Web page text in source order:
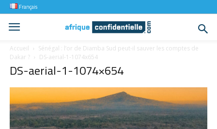
Français
Accueil
Sénégal : l’or de Diamba Sud peut-il sauver les comptes de
Dakar ?
DS-aerial-1-1074x654
DS-aerial-1-1074×654